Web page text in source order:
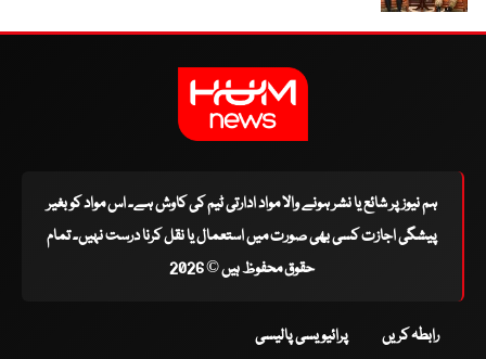
ہم نیوز پر شائع یا نشر ہونے والا مواد ادارتی ٹیم کی کاوش ہے۔ اس مواد کو بغیر
پیشگی اجازت کسی بھی صورت میں استعمال یا نقل کرنا درست نہیں۔ تمام
حقوق محفوظ ہیں © 2026
رابطہ کریں پرائیویسی پالیسی